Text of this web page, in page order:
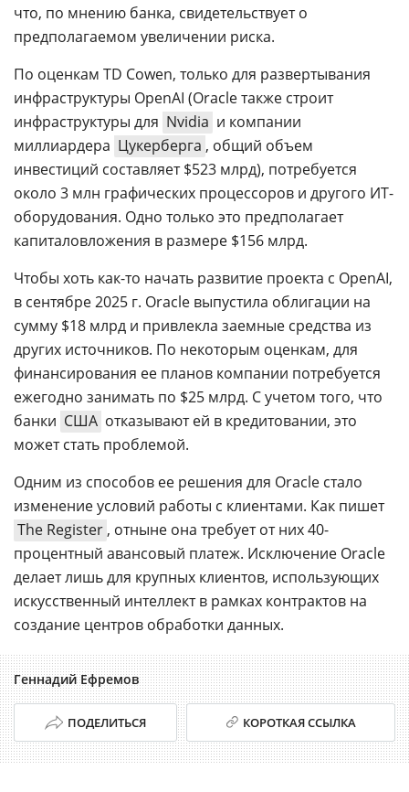
что, по мнению банка, свидетельствует о
предполагаемом увеличении риска.
По оценкам TD Cowen, только для развертывания
инфраструктуры OpenAI (Oracle также строит
инфраструктуры для Nvidia и компании
миллиардера Цукерберга , общий объем
инвестиций составляет $523 млрд), потребуется
около 3 млн графических процессоров и другого ИТ-
оборудования. Одно только это предполагает
капиталовложения в размере $156 млрд.
Чтобы хоть как-то начать развитие проекта с OpenAI,
в сентябре 2025 г. Oracle выпустила облигации на
сумму $18 млрд и привлекла заемные средства из
других источников. По некоторым оценкам, для
финансирования ее планов компании потребуется
ежегодно занимать по $25 млрд. С учетом того, что
банки США отказывают ей в кредитовании, это
может стать проблемой.
Одним из способов ее решения для Oracle стало
изменение условий работы с клиентами. Как пишет
The Register , отныне она требует от них 40-
процентный авансовый платеж. Исключение Oracle
делает лишь для крупных клиентов, использующих
искусственный интеллект в рамках контрактов на
создание центров обработки данных.
Геннадий Ефремов
ПОДЕЛИТЬСЯ КОРОТКАЯ ССЫЛКА